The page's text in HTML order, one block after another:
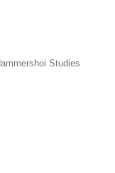
Studies